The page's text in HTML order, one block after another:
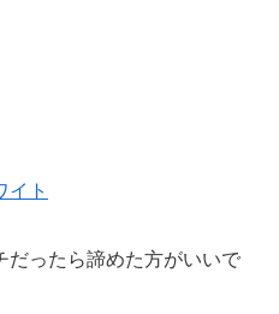
ト
だったら諦めた方がいいで